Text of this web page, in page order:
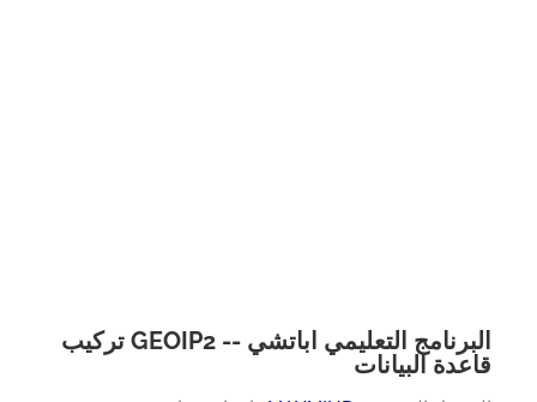
البرنامج التعليمي اباتشي -- GEOIP2 تركيب
البيانات